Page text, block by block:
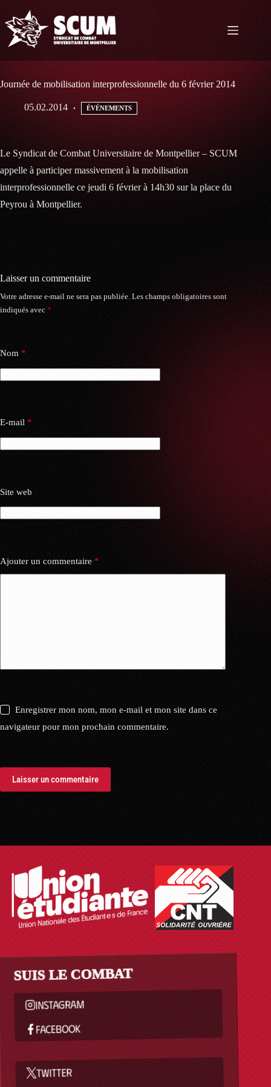
contenu
Journée de mobilisation interprofessionnelle du 6 février 2014
05.02.2014 ÉVÉNEMENTS
Le Syndicat de Combat Universitaire de Montpellier – SCUM
appelle à participer massivement à la mobilisation
interprofessionnelle ce jeudi 6 février à 14h30 sur la place du
Peyrou à Montpellier.
Laisser un commentaire
Votre adresse e-mail ne sera pas publiée. Les champs obligatoires sont
indiqués avec *
Nom *
E-mail *
Site web
Ajouter un commentaire *
Enregistrer mon nom, mon e-mail et mon site dans ce
navigateur pour mon prochain commentaire.
Laisser un commentaire
SUIS LE COMBAT
INSTAGRAM
FACEBOOK
TWITTER